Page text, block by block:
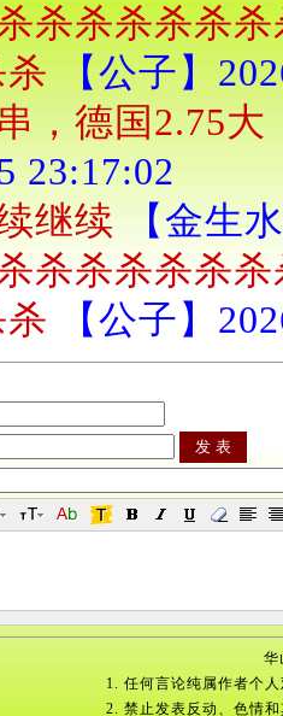
杀杀杀杀杀
【公子】
，德国2.75
23:17:02
继续
【金生
杀杀杀杀杀
【公子】
华
1. 任何言论纯属作者个
2. 禁止发表反动、色情